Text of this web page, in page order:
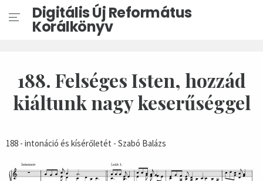
Digitális Új Református
Korálkönyv
188. Felséges Isten, hozzád
kiáltunk nagy keserűséggel
188 - intonáció és kísérőletét - Szabó Balázs